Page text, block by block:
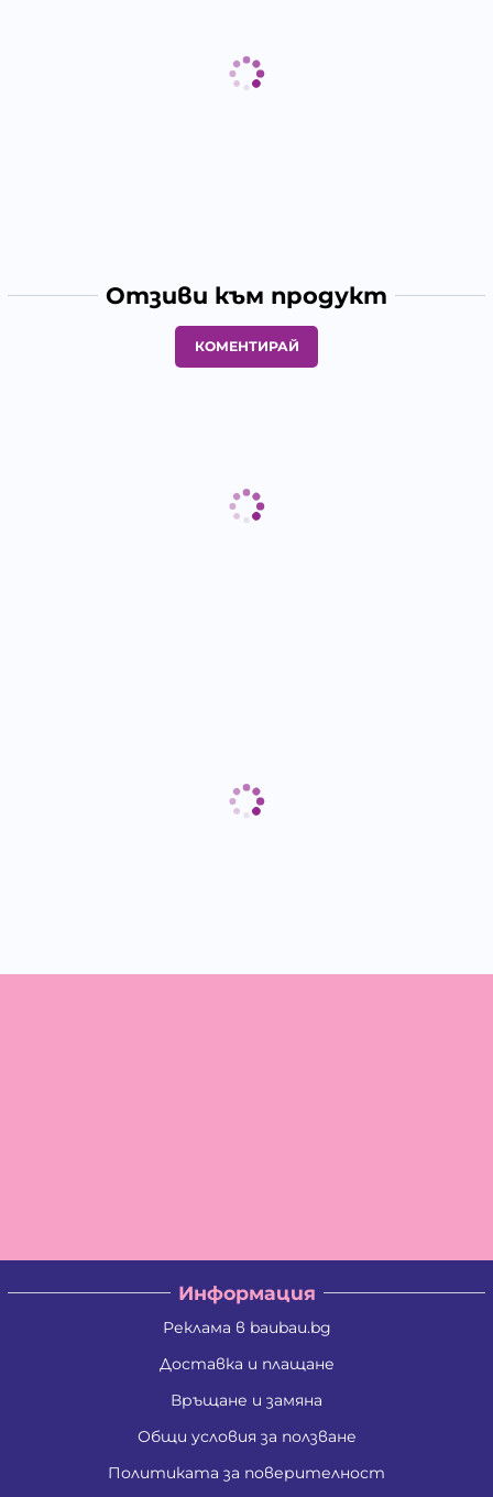
Отзиви към продукт
КОМЕНТИРАЙ
Информация
Реклама в baubau.bg
Доставка и плащане
Връщане и замяна
Общи условия за ползване
Политиката за поверителност